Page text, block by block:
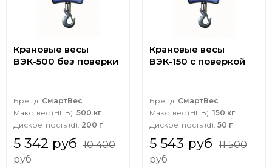
Крановые весы
ВЭК-500 без поверки
Бренд: СмартВес
Макс. вес (НПВ): 500 кг
Дискретность (d): 200 г
5 342 руб 10 400
руб
Крановые весы
ВЭК-150 с поверкой
Бренд: СмартВес
Макс. вес (НПВ): 150 кг
Дискретность (d): 50 г
5 543 руб 11 500
руб